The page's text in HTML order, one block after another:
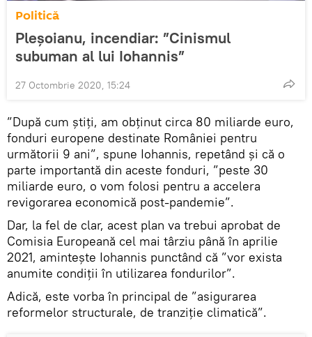
Politică
Pleșoianu, incendiar: ”Cinismul
subuman al lui Iohannis”
27 Octombrie 2020, 15:24
”După cum știți, am obținut circa 80 miliarde euro,
fonduri europene destinate României pentru
următorii 9 ani”, spune Iohannis, repetând și că o
parte importantă din aceste fonduri, ”peste 30
miliarde euro, o vom folosi pentru a accelera
revigorarea economică post-pandemie”.
Dar, la fel de clar, acest plan va trebui aprobat de
Comisia Europeană cel mai târziu până în aprilie
2021, amintește Iohannis punctând că ”vor exista
anumite condiții în utilizarea fondurilor”.
Adică, este vorba în principal de ”asigurarea
reformelor structurale, de tranziție climatică”.